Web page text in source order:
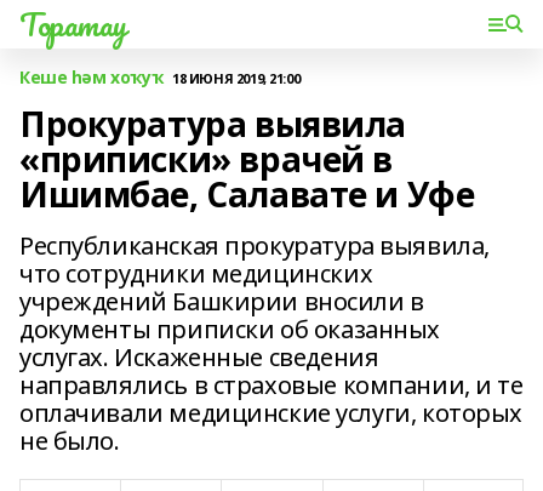
Торатау
Кеше һәм хоҡуҡ 18 ИЮНЯ 2019, 21:00
Прокуратура выявила
«приписки» врачей в
Ишимбае, Салавате и Уфе
Республиканская прокуратура выявила,
что сотрудники медицинских
учреждений Башкирии вносили в
документы приписки об оказанных
услугах. Искаженные сведения
направлялись в страховые компании, и те
оплачивали медицинские услуги, которых
не было.